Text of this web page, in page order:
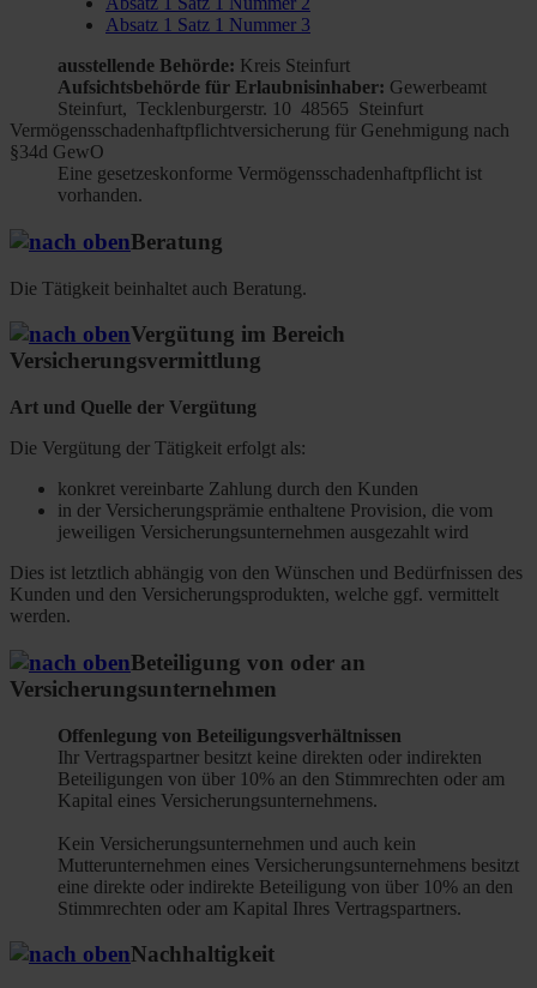
Absatz 1 Satz 1 Nummer 3
ausstellende Behörde: Kreis Steinfurt
Aufsichtsbehörde für Erlaubnisinhaber: Gewerbeamt
Steinfurt, Tecklenburgerstr. 10 48565 Steinfurt
Vermögensschadenhaftpflichtversicherung für Genehmigung nach
§34d GewO
Eine gesetzeskonforme Vermögensschadenhaftpflicht ist
vorhanden.
Beratung
Die Tätigkeit beinhaltet auch Beratung.
Vergütung im Bereich
Versicherungsvermittlung
Art und Quelle der Vergütung
Die Vergütung der Tätigkeit erfolgt als:
konkret vereinbarte Zahlung durch den Kunden
in der Versicherungsprämie enthaltene Provision, die vom
jeweiligen Versicherungsunternehmen ausgezahlt wird
Dies ist letztlich abhängig von den Wünschen und Bedürfnissen des
Kunden und den Versicherungsprodukten, welche ggf. vermittelt
werden.
Beteiligung von oder an
Versicherungsunternehmen
Offenlegung von Beteiligungsverhältnissen
Ihr Vertragspartner besitzt keine direkten oder indirekten
Beteiligungen von über 10% an den Stimmrechten oder am
Kapital eines Versicherungsunternehmens.
Kein Versicherungsunternehmen und auch kein
Mutterunternehmen eines Versicherungsunternehmens besitzt
eine direkte oder indirekte Beteiligung von über 10% an den
Stimmrechten oder am Kapital Ihres Vertragspartners.
Nachhaltigkeit